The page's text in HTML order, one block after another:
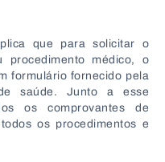
que para solicitar o
procedimento médico, o
formulário fornecido pela
saúde. Junto a esse
os comprovantes de
os procedimentos e